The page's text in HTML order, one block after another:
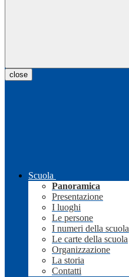
close
Scuola
Panoramica
Presentazione
I luoghi
Le persone
I numeri della scuola
Le carte della scuola
Organizzazione
La storia
Contatti